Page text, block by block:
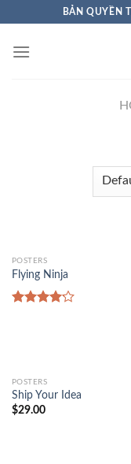
content
BẢN QUYỀN
POSTERS
Flying Ninja
POSTERS
Ship Your Idea
$29.00